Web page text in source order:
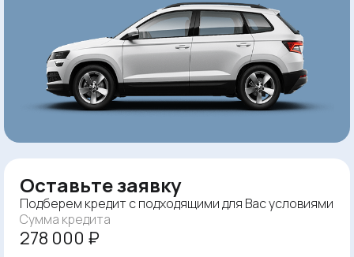
Оставьте заявку
Подберем кредит с подходящими для Вас условиями
Сумма кредита
278 000 ₽